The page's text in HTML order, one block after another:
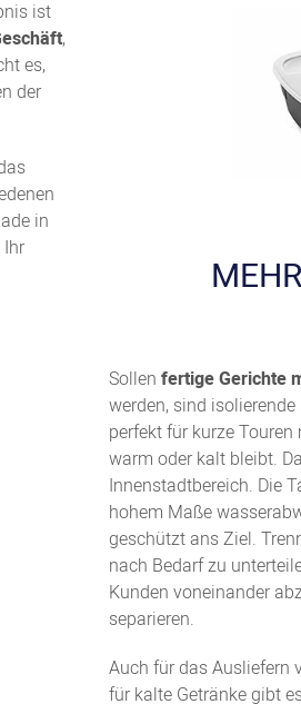
ist
,
es,
der
in
Sollen fertige Gerichte
werden, sind isolierende
perfekt für kurze
warm oder kalt bleibt.
Innenstadtbereich. Die
hohem Maße
geschützt ans Ziel.
nach Bedarf zu
Kunden voneinander
separieren.
Auch für das Ausliefern
für kalte Getränke gibt